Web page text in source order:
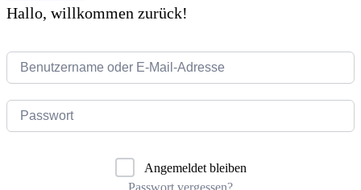
Hallo, willkommen zurück!
Angemeldet bleiben
Passwort vergessen?